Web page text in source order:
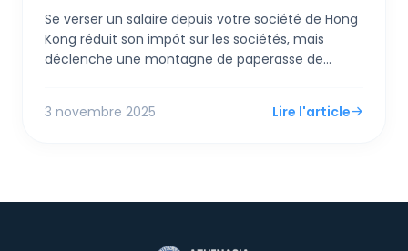
Se verser un salaire depuis votre société de Hong
Kong réduit son impôt sur les sociétés, mais
déclenche une montagne de paperasse de
mais une nouvelle règle FSIE pourrait piéger vos
3 novembre 2025 Lire l'article